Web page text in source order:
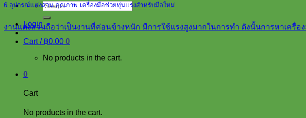
Search
for:
Login
Cart / ฿0.00 0
No products in the cart.
0
Cart
No products in the cart.
6 อุปกรณ์แต่งสวน คุณภาพ เครื่องมือช่วยทุ่นแรงสำหรับมือใหม่
งานแต่งสวนถือว่าเป็นงานที่ค่อนข้างหนัก มีการใช้แรงสูงมากในการทำ ดังนั้นการหาเครื่อ